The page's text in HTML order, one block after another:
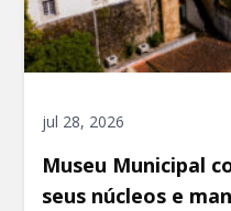
jul 28, 2026
Museu Municipal
seus núcleos e